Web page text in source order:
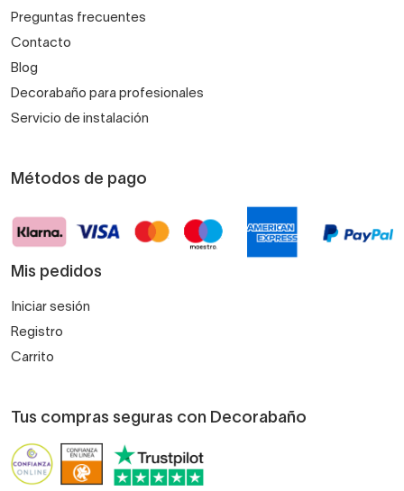
Preguntas frecuentes
Contacto
Blog
Decorabaño para profesionales
Servicio de instalación
Métodos de pago
Mis pedidos
Iniciar sesión
Registro
Carrito
Tus compras seguras con Decorabaño